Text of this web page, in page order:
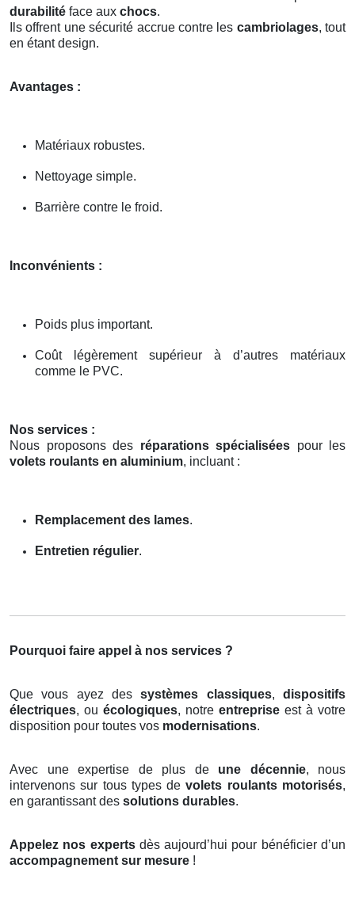
durabilité face aux chocs.
Ils offrent une sécurité accrue contre les cambriolages, tout
en étant design.
Avantages :
Matériaux robustes.
Nettoyage simple.
Barrière contre le froid.
Inconvénients :
Poids plus important.
Coût légèrement supérieur à d’autres matériaux
comme le PVC.
Nos services :
Nous proposons des réparations spécialisées pour les
volets roulants en aluminium, incluant :
Remplacement des lames.
Entretien régulier.
Pourquoi faire appel à nos services ?
Que vous ayez dessystèmes classiques,dispositifs
électriques, ou écologiques, notre entreprise est à votre
disposition pour toutes vos modernisations.
Avec une expertise de plus de une décennie, nous
intervenons sur tous types devolets roulants motorisés,
en garantissant des solutions durables.
Appelez nos expertsdès aujourd’hui pour bénéficier d’un
accompagnement sur mesure !